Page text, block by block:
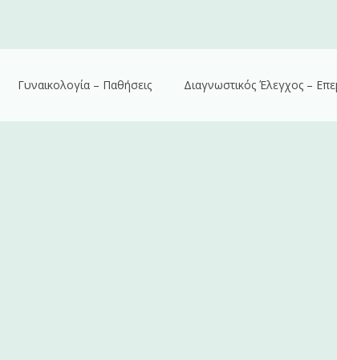
Γυναικολογία – Παθήσεις Διαγνωστικός Έλεγχος –